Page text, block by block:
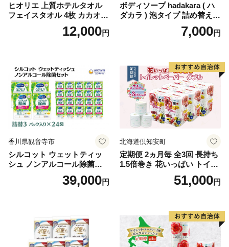
ヒオリエ 上質ホテルタオル
フェイスタオル 4枚 カカオ
【タオル 泉州タオル 吸水 普
段使い 無地 シンプル 日用品
12,000円
ボディソープ hadakara ( ハ
ダカラ ) 泡タイプ 詰め替え 4
40ml×4袋 ボディーソープ 泡
ボディソープ 泡 日用品 消耗
泡石鹸 石鹸 兵庫 兵庫県 小野
7,000円
香川県観音寺市
シルコット ウェットティッ
シュ ノンアルコール除菌詰
替（43枚×3P）×24袋 日用品
おもちゃ 拭き取り 手拭き 外
39,000円
北海道倶知安町
定期便 2ヵ月毎 全3回 長持ち
1.5倍巻き 花いっぱい トイレ
ットペーパー ダブル 45ｍ 計
72ロール 全18種 花柄 プリン
ー 消耗品 備蓄 送料無料 北海
道 倶知安町 日用品
51,000円